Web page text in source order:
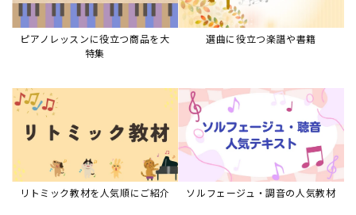
ピアノレッスンに役立つ商品を大
特集
選曲に役立つ楽譜や書籍
リトミック教材を人気順にご紹介 ソルフェージュ・調音の人気教材